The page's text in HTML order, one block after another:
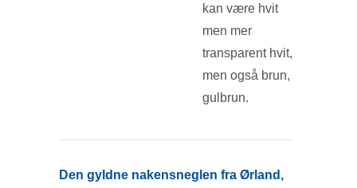
kan være hvit
men mer
transparent hvit,
men også brun,
gulbrun.
Den gyldne nakensneglen fra Ørland,